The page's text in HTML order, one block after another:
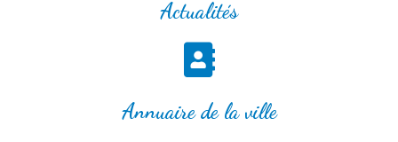
Actualités
Annuaire de la ville